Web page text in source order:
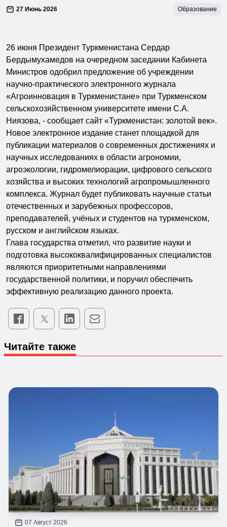
27 Июнь 2026 Образование
26 июня Президент Туркменистана Сердар
Бердымухамедов на очередном заседании Кабинета
Министров одобрил предложение об учреждении
научно-практического электронного журнала
«Агроинновация в Туркменистане» при Туркменском
сельскохозяйственном университете имени С.А.
Ниязова, - сообщает сайт «Туркменистан: золотой век».
Новое электронное издание станет площадкой для
публикации материалов о современных достижениях и
научных исследованиях в области агрономии,
агроэкологии, гидромелиорации, цифрового сельского
хозяйства и высоких технологий агропромышленного
комплекса. Журнал будет публиковать научные статьи
отечественных и зарубежных профессоров,
преподавателей, учёных и студентов на туркменском,
русском и английском языках.
Глава государства отметил, что развитие науки и
подготовка высококвалифицированных специалистов
являются приоритетными направлениями
государственной политики, и поручил обеспечить
эффективную реализацию данного проекта.
Читайте также
07 Август 2026